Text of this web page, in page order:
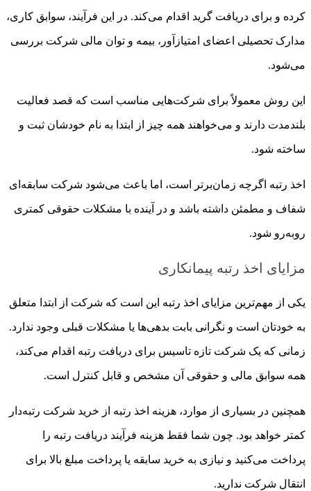
کرده و برای دریافت گرید اقدام می‌کند. در این فرآیند، سوابق کاری،
مدارک تحصیلی اعضای امتیازآور، بیمه و توان مالی شرکت بررسی
می‌شود.
این روش معمولاً برای شرکت‌هایی مناسب است که قصد فعالیت
بلندمدت دارند و می‌خواهند همه چیز از ابتدا به نام خودشان ثبت و
ساخته شود.
اخذ رتبه اگرچه زمان‌برتر است، اما باعث می‌شود شرکت سابقه‌ای
شفاف و مطمئن داشته باشد و در آینده با مشکلات حقوقی کمتری
روبه‌رو شود.
مزایای اخذ رتبه پیمانکاری
یکی از مهم‌ترین مزایای اخذ رتبه این است که شرکت از ابتدا متعلق
به خودتان است و نگرانی بابت بدهی‌ها یا مشکلات قبلی وجود ندارد.
زمانی که یک شرکت تازه تاسیس برای دریافت رتبه اقدام می‌کند،
همه سوابق مالی و حقوقی آن مشخص و قابل کنترل است.
همچنین در بسیاری از موارد، هزینه اخذ رتبه از خرید شرکت رتبه‌دار
کمتر خواهد بود. چون شما فقط هزینه فرآیند دریافت رتبه را
پرداخت می‌کنید و نیازی به خرید سابقه یا پرداخت مبلغ بالا برای
انتقال شرکت ندارید.